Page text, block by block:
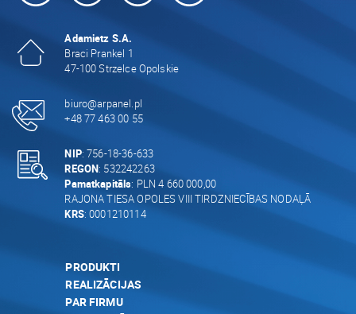
Adamietz S.A.
Braci Prankel 1
47-100 Strzelce Opolskie
biuro@arpanel.pl
+48 77 463 00 55
NIP: 756-18-36-633
REGON: 532242263
Pamatkapitāls: PLN 4 660 000,00
RAJONA TIESA OPOLES VIII TIRDZNIECĪBAS NODAĻĀ
KRS: 0001210114
PRODUKTI
REALIZĀCIJAS
PAR FIRMU